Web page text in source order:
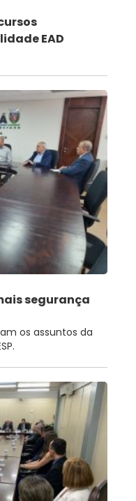
EAD
segurança
os assuntos da